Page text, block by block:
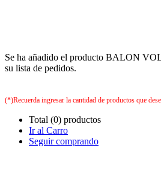
Se ha añadido el producto BALON
su lista de pedidos.
(*)Recuerda ingresar la cantidad de productos que
Total (0) productos
Ir al Carro
Seguir comprando